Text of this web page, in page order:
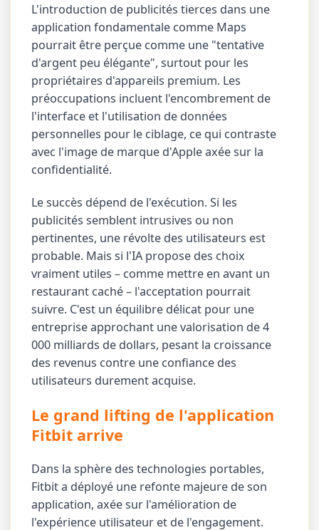
L'introduction de publicités tierces dans une
application fondamentale comme Maps
pourrait être perçue comme une "tentative
d'argent peu élégante", surtout pour les
propriétaires d'appareils premium. Les
préoccupations incluent l'encombrement de
l'interface et l'utilisation de données
personnelles pour le ciblage, ce qui contraste
avec l'image de marque d'Apple axée sur la
confidentialité.
Le succès dépend de l'exécution. Si les
publicités semblent intrusives ou non
pertinentes, une révolte des utilisateurs est
probable. Mais si l'IA propose des choix
vraiment utiles – comme mettre en avant un
restaurant caché – l'acceptation pourrait
suivre. C'est un équilibre délicat pour une
entreprise approchant une valorisation de 4
000 milliards de dollars, pesant la croissance
des revenus contre une confiance des
utilisateurs durement acquise.
Le grand lifting de l'application
Fitbit arrive
Dans la sphère des technologies portables,
Fitbit a déployé une refonte majeure de son
application, axée sur l'amélioration de
l'expérience utilisateur et de l'engagement.